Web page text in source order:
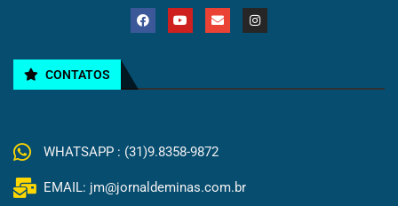
CONTATOS
WHATSAPP : (31)9.8358-9872
EMAIL: jm@jornaldeminas.com.br